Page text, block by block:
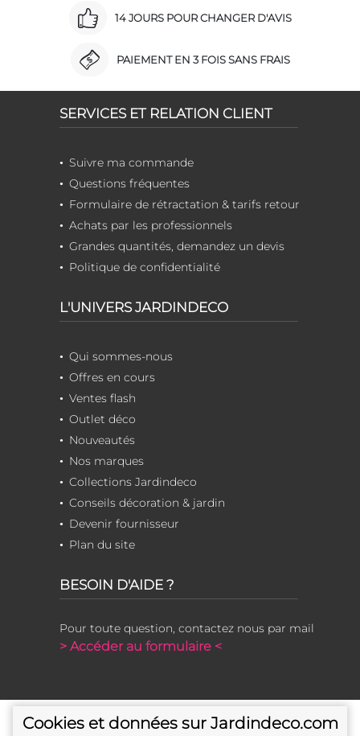
14 JOURS POUR CHANGER D'AVIS
PAIEMENT EN 3 FOIS SANS FRAIS
SERVICES ET RELATION CLIENT
Suivre ma commande
Questions fréquentes
Formulaire de rétractation & tarifs retour
Achats par les professionnels
Grandes quantités, demandez un devis
Politique de confidentialité
L'UNIVERS JARDINDECO
Qui sommes-nous
Offres en cours
Ventes flash
Outlet déco
Nouveautés
Nos marques
Collections Jardindeco
Conseils décoration & jardin
Devenir fournisseur
Plan du site
BESOIN D'AIDE ?
Pour toute question, contactez nous par mail
> Accéder au formulaire <
Cookies et données sur Jardindeco.com